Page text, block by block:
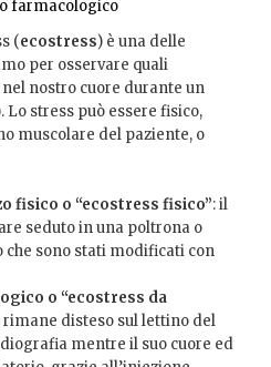
farmacologico
(ecostress) è una delle
per osservare quali
nostro cuore durante un
stress può essere fisico,
muscolare del paziente, o
fisico o “ecostress fisico”: il
seduto in una poltrona o
che sono stati modificati con
o “ecostress da
rimane disteso sul lettino del
mentre il suo cuore ed